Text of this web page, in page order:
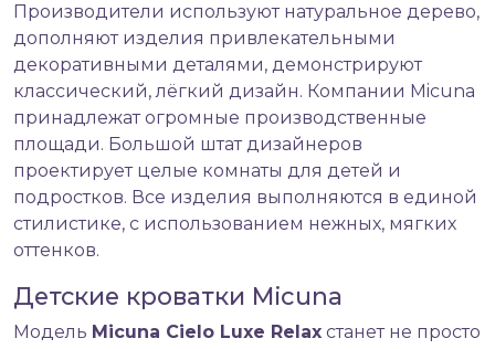
Производители используют натуральное дерево,
дополняют изделия привлекательными
декоративными деталями, демонстрируют
классический, лёгкий дизайн. Компании Micuna
принадлежат огромные производственные
площади. Большой штат дизайнеров
проектирует целые комнаты для детей и
подростков. Все изделия выполняются в единой
стилистике, с использованием нежных, мягких
оттенков.
Детские кроватки Micuna
Модель Micuna Cielo Luxe Relax станет не просто